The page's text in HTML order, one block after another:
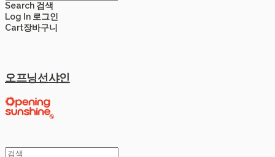
Search 검색
Log In 로그인
Cart장바구니
오프닝선샤인